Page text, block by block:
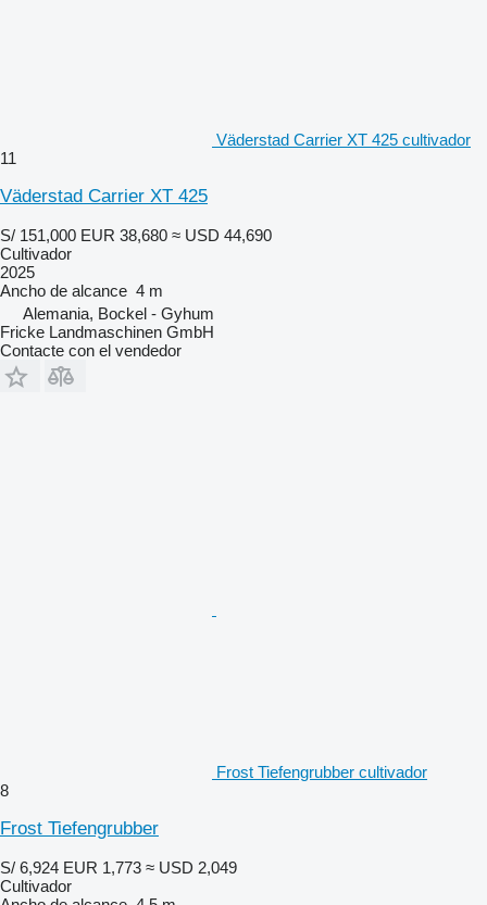
Väderstad Carrier XT 425 cultivador
11
Väderstad Carrier XT 425
S/ 151,000 EUR 38,680 ≈ USD 44,690
Cultivador
2025
Ancho de alcance 4 m
Alemania, Bockel - Gyhum
Fricke Landmaschinen GmbH
Contacte con el vendedor
Frost Tiefengrubber cultivador
8
Frost Tiefengrubber
S/ 6,924 EUR 1,773 ≈ USD 2,049
Cultivador